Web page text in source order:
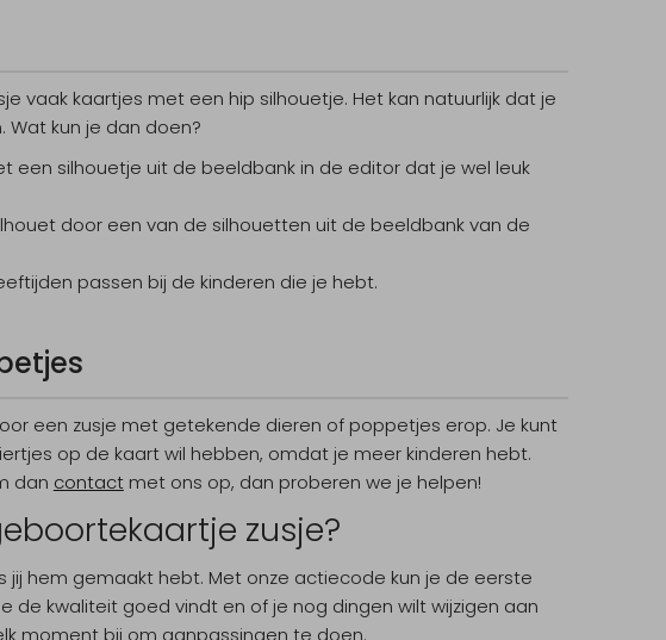
vaak kaartjes met een hip silhouetje. Het kan natuurlijk dat je
kun je dan doen?
silhouetje uit de beeldbank in de editor dat je wel leuk
door een van de silhouetten uit de beeldbank van de
passen bij de kinderen die je hebt.
een zusje met getekende dieren of poppetjes erop. Je kunt
op de kaart wil hebben, omdat je meer kinderen hebt.
dan contactmet ons op, dan proberen we je helpen!
zusje?
jij hem gemaakt hebt. Met onze actiecode kun je de eerste
de kwaliteit goed vindt en of je nog dingen wilt wijzigen aan
moment bij om aanpassingen te doen.